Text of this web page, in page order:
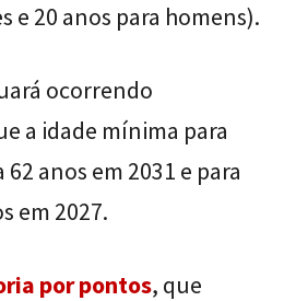
e 20 anos para homens).
ocorrendo
a idade mínima para
anos em 2031 e para
em 2027.
por pontos, que